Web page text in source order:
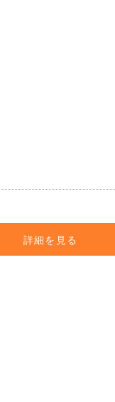
詳細を見る